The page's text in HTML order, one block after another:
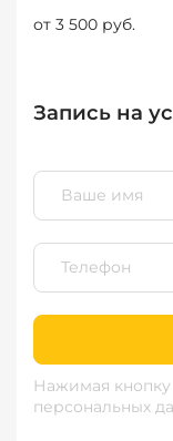
от 3 500 руб.
Запись на
Нажимая
персональных